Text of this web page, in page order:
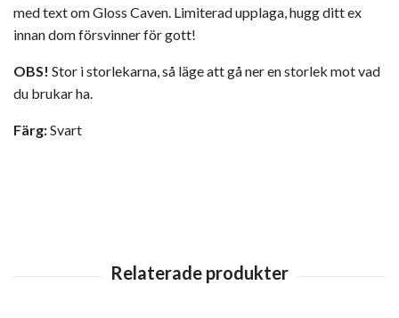
med text om Gloss Caven. Limiterad upplaga, hugg ditt ex
innan dom försvinner för gott!
OBS! Stor i storlekarna, så läge att gå ner en storlek mot vad
du brukar ha.
Färg:Svart